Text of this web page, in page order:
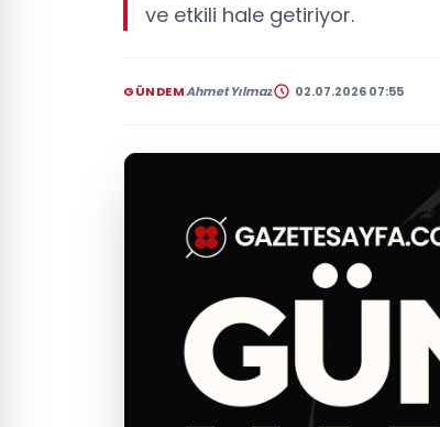
ve etkili hale getiriyor.
GÜNDEMAhmet Yılmaz 02.07.2026 07:55